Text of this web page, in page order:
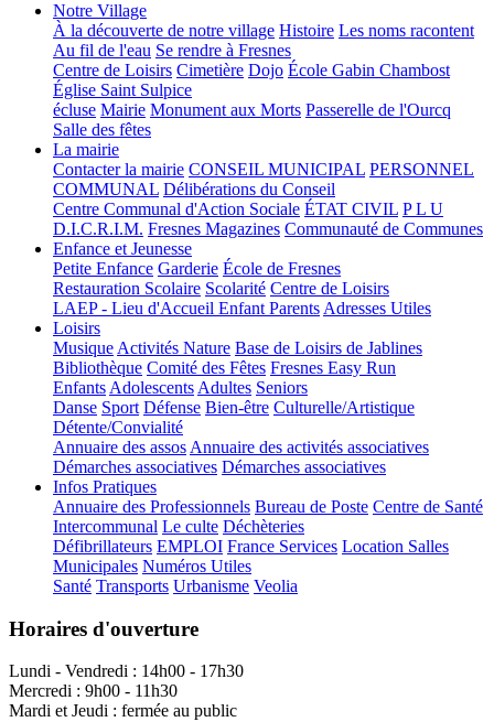
Notre Village
À la découverte de notre village Histoire Les noms racontent
Au fil de l'eau Se rendre à Fresnes
Centre de Loisirs Cimetière Dojo École Gabin Chambost
Église Saint Sulpice
écluse Mairie Monument aux Morts Passerelle de l'Ourcq
Salle des fêtes
La mairie
Contacter la mairie CONSEIL MUNICIPAL PERSONNEL
COMMUNAL Délibérations du Conseil
Centre Communal d'Action Sociale ÉTAT CIVIL P L U
D.I.C.R.I.M. Fresnes Magazines Communauté de Communes
Enfance et Jeunesse
Petite Enfance Garderie École de Fresnes
Restauration Scolaire Scolarité Centre de Loisirs
LAEP - Lieu d'Accueil Enfant Parents Adresses Utiles
Loisirs
Musique Activités Nature Base de Loisirs de Jablines
Bibliothèque Comité des Fêtes Fresnes Easy Run
Enfants Adolescents Adultes Seniors
Danse Sport Défense Bien-être Culturelle/Artistique
Détente/Convialité
Annuaire des assos Annuaire des activités associatives
Démarches associatives Démarches associatives
Infos Pratiques
Annuaire des Professionnels Bureau de Poste Centre de Santé
Intercommunal Le culte Déchèteries
Défibrillateurs EMPLOI France Services Location Salles
Municipales Numéros Utiles
Santé Transports Urbanisme Veolia
Horaires d'ouverture
Lundi - Vendredi : 14h00 - 17h30
Mercredi : 9h00 - 11h30
Mardi et Jeudi : fermée au public